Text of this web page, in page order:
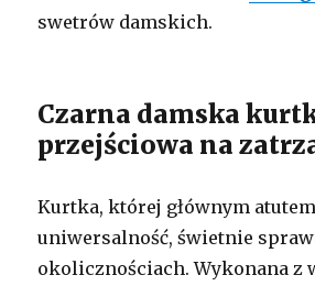
swetrów damskich.
Czarna damska
przejściowa na
Kurtka, której głównym
uniwersalność, świetnie
okolicznościach. Wykonana z